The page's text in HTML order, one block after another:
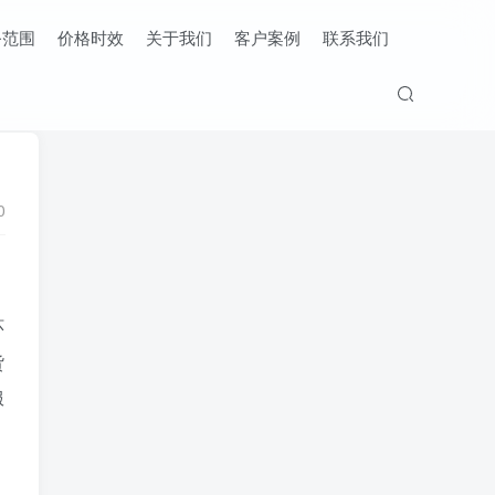
围 价格时效 关于我们 客户案例 联系我们